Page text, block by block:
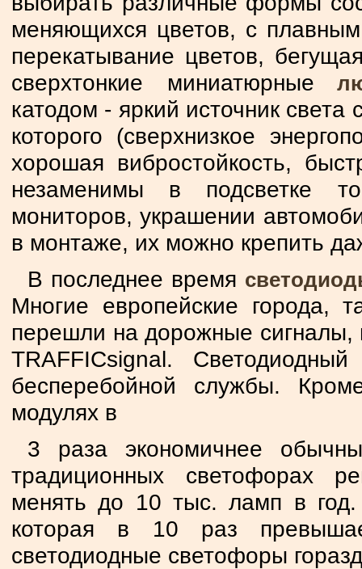
меняющихся цветов, с
перекатывание цветов,
сверхтонкие миниатюрные
катодом - яркий источник
которого (сверхнизкое
хорошая вибростойкость,
незаменимы в подсветке
мониторов, украшении
в монтаже, их можно крепить
В последнее время
Многие европейские города,
перешли на дорожные сигналы,
TRAFFICsignal.
бесперебойной службы.
модулях в
3 раза экономичнее
традиционных светофорах
менять до 10 тыс. ламп в
которая в 10 раз
светодиодные светофоры